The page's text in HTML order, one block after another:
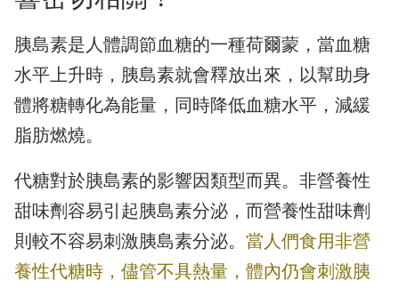
胰島素是人體調節血糖的一種荷爾蒙，當血糖
水平上升時，胰島素就會釋放出來，以幫助身
體將糖轉化為能量，同時降低血糖水平，減緩
脂肪燃燒。
代糖對於胰島素的影響因類型而異。非營養性
甜味劑容易引起胰島素分泌，而營養性甜味劑
則較不容易刺激胰島素分泌。 當人們食用非營
養性代糖時，儘管不具熱量，體內仍會刺激胰